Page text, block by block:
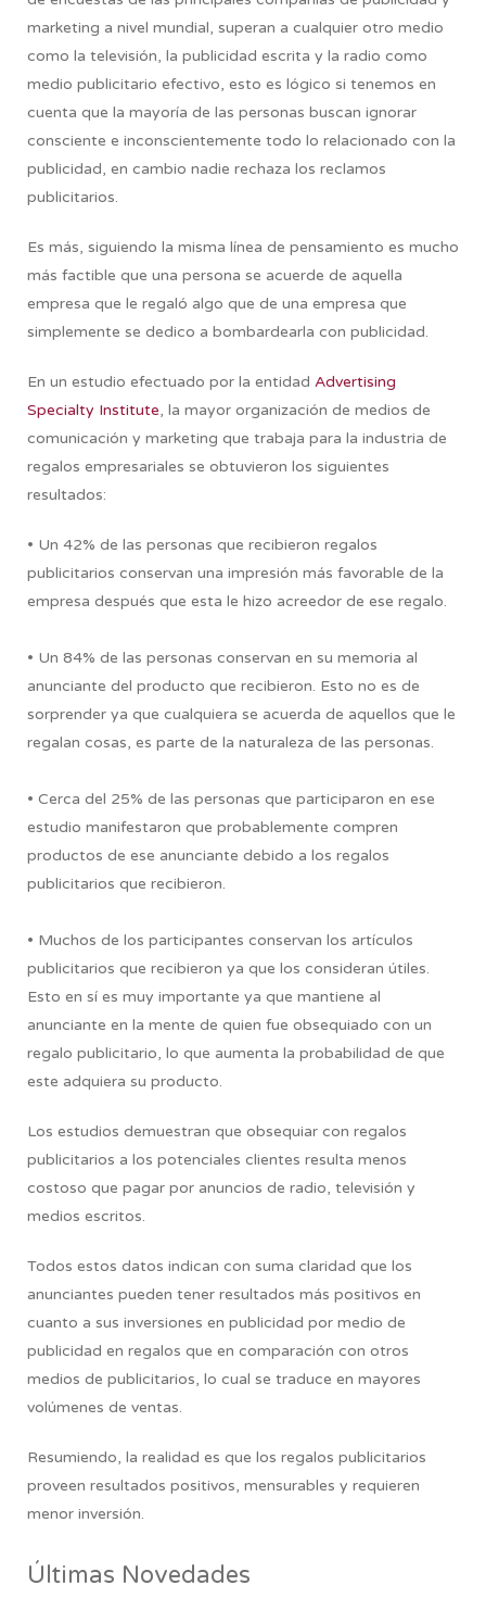
marketing a nivel mundial, superan a cualquier otro medio
como la televisión, la publicidad escrita y la radio como
medio publicitario efectivo, esto es lógico si tenemos en
cuenta que la mayoría de las personas buscan ignorar
consciente e inconscientemente todo lo relacionado con la
publicidad, en cambio nadie rechaza los reclamos
publicitarios.
Es más, siguiendo la misma línea de pensamiento es mucho
más factible que una persona se acuerde de aquella
empresa que le regaló algo que de una empresa que
simplemente se dedico a bombardearla con publicidad.
En un estudio efectuado por la entidad Advertising
Specialty Institute, la mayor organización de medios de
comunicación y marketing que trabaja para la industria de
regalos empresariales se obtuvieron los siguientes
resultados:
• Un 42% de las personas que recibieron regalos
publicitarios conservan una impresión más favorable de la
empresa después que esta le hizo acreedor de ese regalo.
• Un 84% de las personas conservan en su memoria al
anunciante del producto que recibieron. Esto no es de
sorprender ya que cualquiera se acuerda de aquellos que le
regalan cosas, es parte de la naturaleza de las personas.
• Cerca del 25% de las personas que participaron en ese
estudio manifestaron que probablemente compren
productos de ese anunciante debido a los regalos
publicitarios que recibieron.
• Muchos de los participantes conservan los artículos
publicitarios que recibieron ya que los consideran útiles.
Esto en sí es muy importante ya que mantiene al
anunciante en la mente de quien fue obsequiado con un
regalo publicitario, lo que aumenta la probabilidad de que
este adquiera su producto.
Los estudios demuestran que obsequiar con regalos
publicitarios a los potenciales clientes resulta menos
costoso que pagar por anuncios de radio, televisión y
medios escritos.
Todos estos datos indican con suma claridad que los
anunciantes pueden tener resultados más positivos en
cuanto a sus inversiones en publicidad por medio de
publicidad en regalos que en comparación con otros
medios de publicitarios, lo cual se traduce en mayores
volúmenes de ventas.
Resumiendo, la realidad es que los regalos publicitarios
proveen resultados positivos, mensurables y requieren
menor inversión.
Últimas Novedades